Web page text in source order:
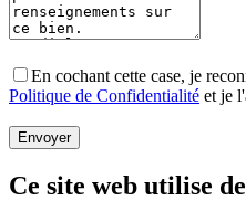
En cochant cette case, je
Politique de Confidentialité et je
Envoyer
Ce site web utilise